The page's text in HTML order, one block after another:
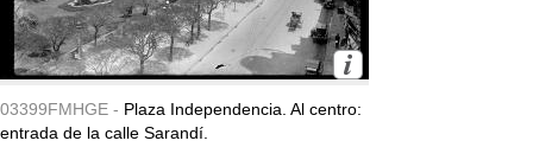
03399FMHGE - Plaza Independencia. Al centro:
entrada de la calle Sarandí.